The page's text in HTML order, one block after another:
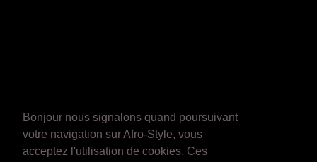
Bonjour nous signalons quand poursuivant
votre navigation sur Afro-Style, vous
acceptez l'utilisation de cookies. Ces